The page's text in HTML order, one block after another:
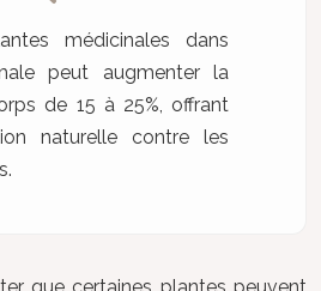
médicinales dans
peut augmenter la
de 15 à 25%, offrant
naturelle contre les